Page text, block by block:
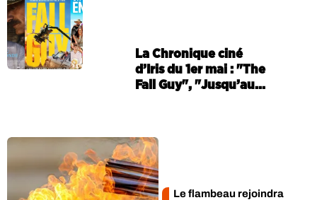
La Chronique ciné
d’Iris du 1er mai : "The
Fall Guy", "Jusqu’au...
Le flambeau rejoindra